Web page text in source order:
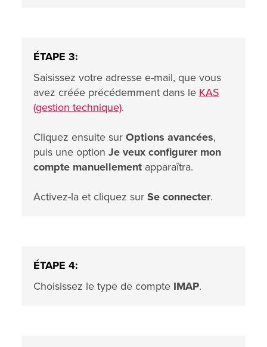
ÉTAPE 3:
Saisissez votre adresse e-mail, que vous
avez créée précédemment dans le KAS
(gestion technique).
Cliquez ensuite sur Options avancées,
puis une option Je veux configurer mon
compte manuellement apparaîtra.
Activez-la et cliquez sur Se connecter.
ÉTAPE 4:
Choisissez le type de compte IMAP.